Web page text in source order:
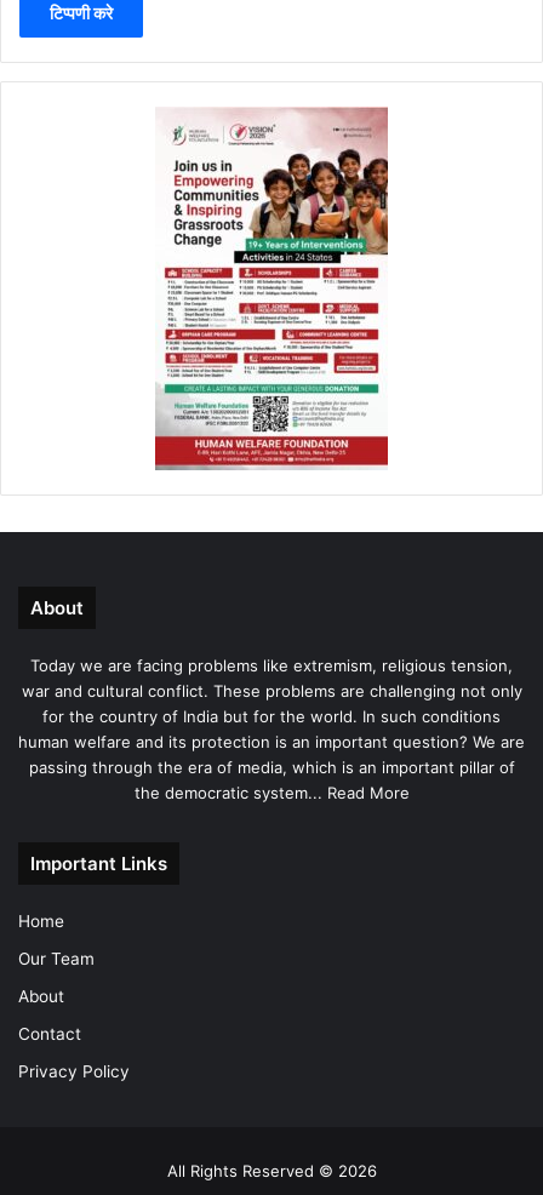
About
Today we are facing problems like extremism, religious tension,
war and cultural conflict. These problems are challenging not only
for the country of India but for the world. In such conditions
human welfare and its protection is an important question? We are
passing through the era of media, which is an important pillar of
the democratic system... Read More
Important Links
Home
Our Team
About
Contact
Privacy Policy
All Rights Reserved © 2026